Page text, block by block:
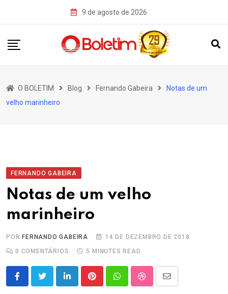
9 de agosto de 2026
O BOLETIM Blog Fernando Gabeira
Notas de um
velho marinheiro
FERNANDO GABEIRA
Notas de um velho
marinheiro
POR FERNANDO GABEIRA
14 DE DEZEMBRO DE 2018
0 COMENTÁRIOS 5 MINUTES READ
LinkedInPinterestWhatsappStumbleUpon
Share